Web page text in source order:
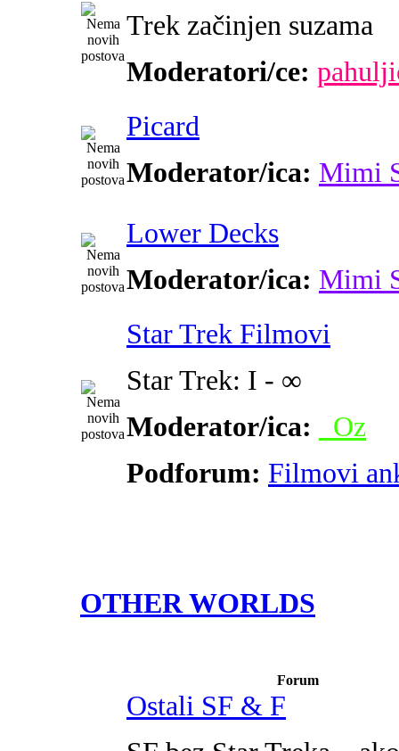
Trek začinjen suzama
Moderatori/ce:
Picard
Moderator/ica: Mimi
Lower Decks
Moderator/ica: Mimi
Star Trek Filmovi
Star Trek: I - ∞
Moderator/ica:
_Oz
Podforum: Filmovi
OTHER WORLDS
Forum
Ostali SF & F